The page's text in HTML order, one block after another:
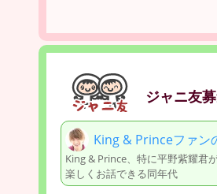
ジャニ友
King & Princeファン
King & Prince、特に平野紫耀君
楽しくお話できる同年代